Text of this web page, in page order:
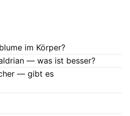
im Körper?
— was ist besser?
— gibt es